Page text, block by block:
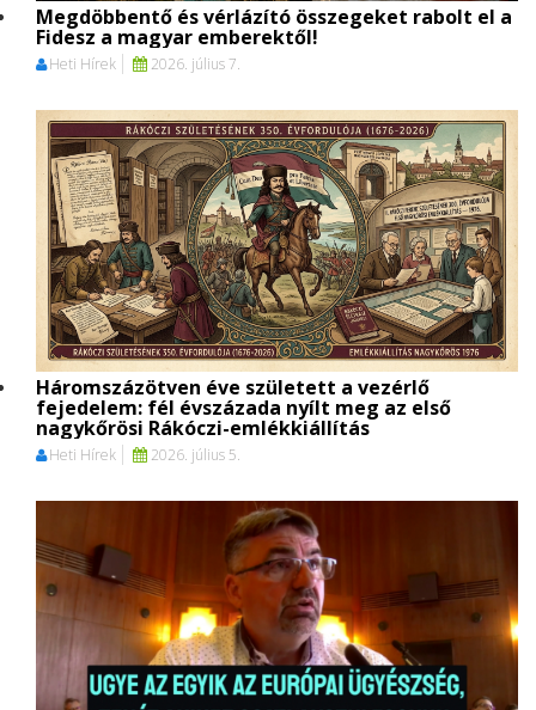
Megdöbbentő és vérlázító összegeket rabolt el a
Fidesz a magyar emberektől!
Heti Hírek 2026. július 7.
Háromszázötven éve született a vezérlő
fejedelem: fél évszázada nyílt meg az első
nagykőrösi Rákóczi-emlékkiállítás
Heti Hírek 2026. július 5.